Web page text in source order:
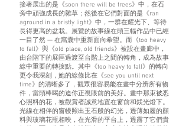
接著展出的是《soon there will be trees》中，在石
旁中頑強成長的雜草；然後在它們對面的是《ran
aground in a bristly light》中，一群在耀光下、等待
長得更高的盆栽。展覽的故事線在頭三幅作品中已經
一目了然 — 在窩囊中重新面向希望。而《too heavy
to fall》與《old place, old friends》被設在畫廊中，
由台階下的展區過渡至台階上之間的轉角，成為故事
線中重要的轉捩點。其中《too heavy to fall》的轉向
更令我深刻，她的線條比在《see you until next
time》的清晰多了，觀眾很容易能在畫中分辨所有物
件，當頭棒喝的迫你正視眼前的美好。畫中那束被悉
心照料的花，被觀賞者誠意地置在窗前和鎂光燈下。
光線在相伴的窗幔照出玉石般的幻光，透薄如履的顏
料與玻璃花瓶相映，在光滑的平台上，透露了它們貴